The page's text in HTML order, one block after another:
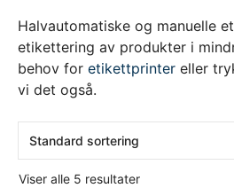
Halvautomatiske og manuelle
etikettering av produkter i
behov for etikettprinter eller
vi det også.
Viser alle 5 resultater